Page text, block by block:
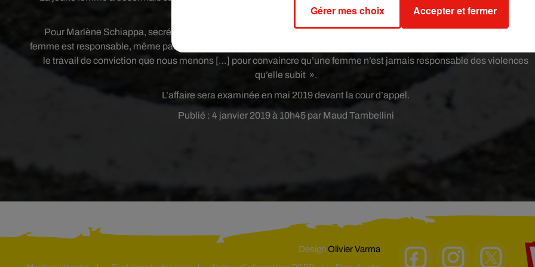
Publié : 4 janvier 2019 à 10h45 par Maud Tambellini
l’indignation du gouvernement.
Pour Marlène Schiappa, secrétaire d’état chargée de l’Égalité entre les femmes et les hommes, « considérer qu’une
femme est responsable, même partiellement, même administrativement des violences qu’elle subit va à l’encontre de
le travail de conviction que nous menons […] pour convaincre qu’une femme n’est jamais responsable des violences
qu’elle subit ».
L’affaire sera examinée en mai 2019 devant la cour d’appel.
DesignOlivier Varma
Gérer mes choix Accepter et fermer